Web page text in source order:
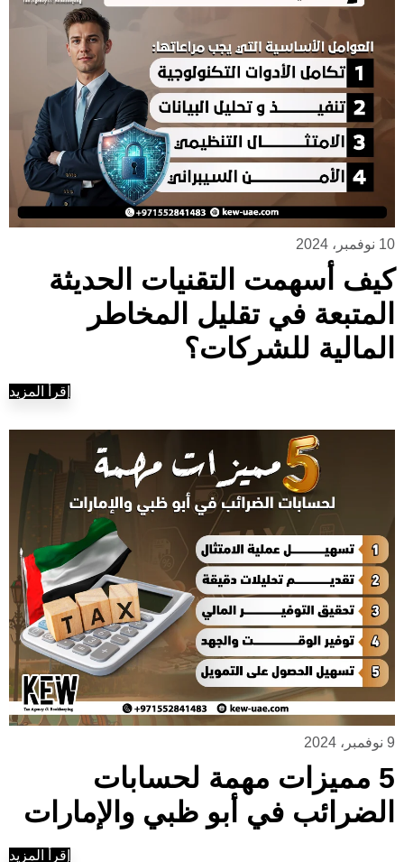
10 نوفمبر، 2024
كيف أسهمت التقنيات الحديثة
المتبعة في تقليل المخاطر
المالية للشركات؟
إقرأ المزيد
9 نوفمبر، 2024
5 مميزات مهمة لحسابات
الضرائب في أبو ظبي والإمارات
إقرأ المزيد